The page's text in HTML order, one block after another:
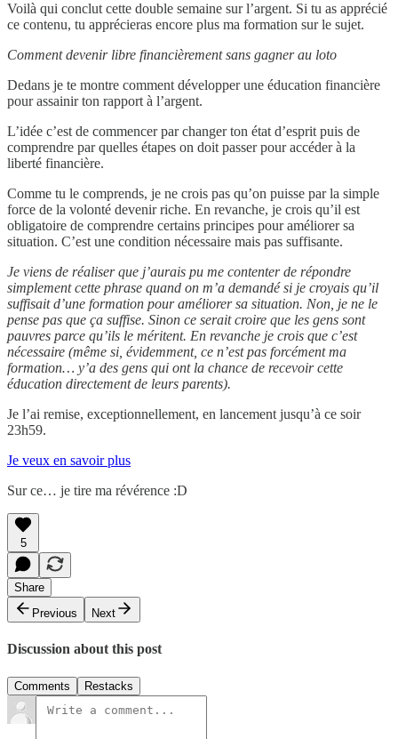
Voilà qui conclut cette double semaine sur l’argent. Si tu as apprécié
ce contenu, tu apprécieras encore plus ma formation sur le sujet.
Comment devenir libre financièrement sans gagner au loto
Dedans je te montre comment développer une éducation financière
pour assainir ton rapport à l’argent.
L’idée c’est de commencer par changer ton état d’esprit puis de
comprendre par quelles étapes on doit passer pour accéder à la
liberté financière.
Comme tu le comprends, je ne crois pas qu’on puisse par la simple
force de la volonté devenir riche. En revanche, je crois qu’il est
obligatoire de comprendre certains principes pour améliorer sa
situation. C’est une condition nécessaire mais pas suffisante.
Je viens de réaliser que j’aurais pu me contenter de répondre
simplement cette phrase quand on m’a demandé si je croyais qu’il
suffisait d’une formation pour améliorer sa situation. Non, je ne le
pense pas que ça suffise. Sinon ce serait croire que les gens sont
pauvres parce qu’ils le méritent. En revanche je crois que c’est
nécessaire (même si, évidemment, ce n’est pas forcément ma
formation… y’a des gens qui ont la chance de recevoir cette
éducation directement de leurs parents).
Je l’ai remise, exceptionnellement, en lancement jusqu’à ce soir
23h59.
Je veux en savoir plus
Sur ce… je tire ma révérence :D
5
Share
Previous
Next
Discussion about this post
Comments Restacks